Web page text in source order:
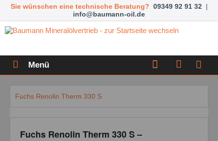
Sie wünschen eine technische Beratung? 09349 92 91 32 |
info@baumann-oil.de
Menü
Fuchs Renolin Therm 330 S
Fuchs Renolin Therm 330 S –